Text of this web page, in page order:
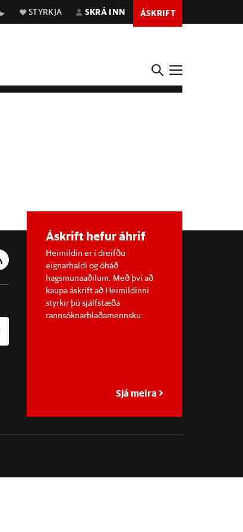
STYRKJA SKRÁ INN ÁSKRIFT
Áskrift hefur áhrif
Heimildin er í dreifðu
eignarhaldi og óháð
hagsmunaaðilum. Með því að
kaupa áskrift að Heimildinni
styrkir þú sjálfstæða
rannsóknarblaðamennsku.
Sjá meira